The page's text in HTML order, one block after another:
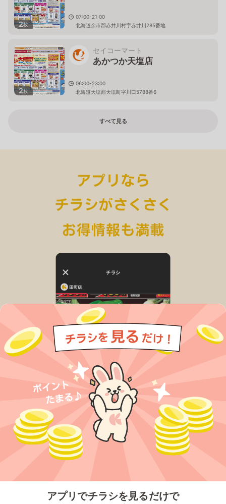
アプリでチラシを見るだけで
2枚
07:00-21:00
北海道余市郡赤井川村字赤井川285番地
2枚
セイコーマート
あかつか天塩店
06:00-23:00
北海道天塩郡天塩町字川口5788番6
すべて見る